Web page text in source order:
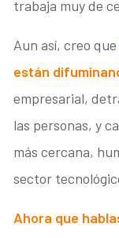
trabaja muy de
Aun así, creo que
están
empresarial,
las personas, y
más cercana,
sector
Ahora que